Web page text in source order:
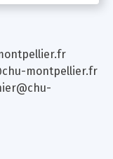
montpellier.fr